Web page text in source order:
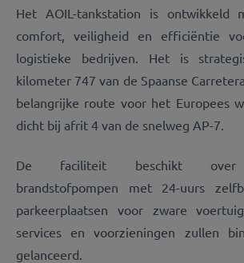
Het AOIL-tankstation is
comfort, veiligheid en efficiëntie
logistieke bedrijven. Het is
kilometer 747 van de Spaanse
belangrijke route voor het Europees
dicht bij afrit 4 van de snelweg AP-7.
De faciliteit beschikt over
brandstofpompen met 24-uurs
parkeerplaatsen voor zware
services en voorzieningen zullen
gelanceerd.